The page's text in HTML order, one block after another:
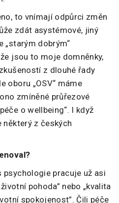
to vnímají odpůrci změn
zdát asystémové, jiný
„starým dobrým“
jsou to moje domněnky,
z dlouhé řady
oboru „OSV“ máme
zmíněné průřezové
o wellbeing“. I když
některý z českých
psychologie pracuje už asi
pohoda” nebo „kvalita
spokojenost”. Čili péče